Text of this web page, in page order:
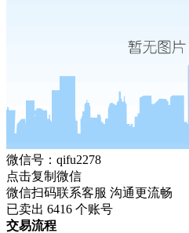
微信号：qifu2278
点击复制微信
微信扫码联系客服 沟通更流畅
已卖出 6416 个账号
交易流程